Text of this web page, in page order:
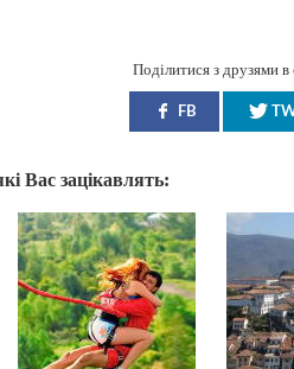
Поділитися з друзями
FB
Вас зацікавлять: